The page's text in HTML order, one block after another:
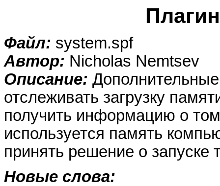
Файл: system.spf
Автор: Nicholas Nemtsev
Описание:
отслеживать загрузку
получить информацию о
используется память
принять решение о запуске
Новые слова: